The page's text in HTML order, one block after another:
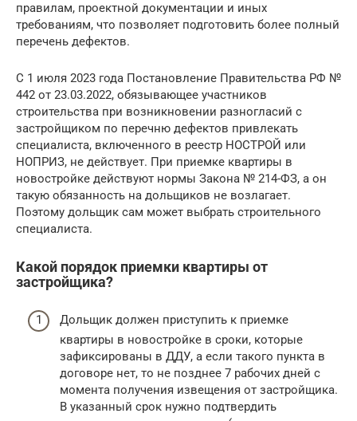
правилам, проектной документации и иных
требованиям, что позволяет подготовить более полный
перечень дефектов.
С 1 июля 2023 года Постановление Правительства РФ №
442 от 23.03.2022, обязывающее участников
строительства при возникновении разногласий с
застройщиком по перечню дефектов привлекать
специалиста, включенного в реестр НОСТРОЙ или
НОПРИЗ, не действует. При приемке квартиры в
новостройке действуют нормы Закона № 214-ФЗ, а он
такую обязанность на дольщиков не возлагает.
Поэтому дольщик сам может выбрать строительного
специалиста.
Какой порядок приемки квартиры от
застройщика?
Дольщик должен приступить к приемке
квартиры в новостройке в сроки, которые
зафиксированы в ДДУ, а если такого пункта в
договоре нет, то не позднее 7 рабочих дней с
момента получения извещения от застройщика.
В указанный срок нужно подтвердить